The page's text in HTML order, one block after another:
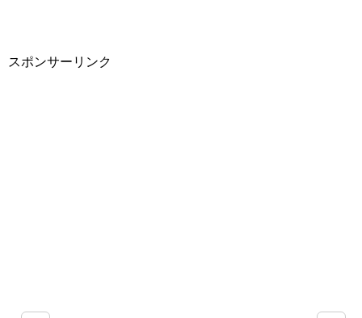
スポンサーリンク